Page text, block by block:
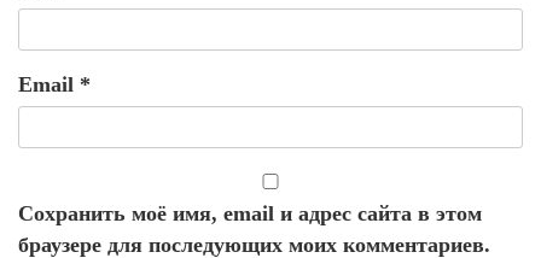
Email *
Сохранить моё имя, email и адрес сайта в этом
браузере для последующих моих комментариев.